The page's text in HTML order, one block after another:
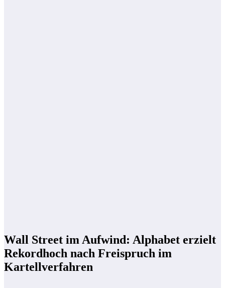
Wall Street im Aufwind: Alphabet erzielt
Rekordhoch nach Freispruch im
Kartellverfahren